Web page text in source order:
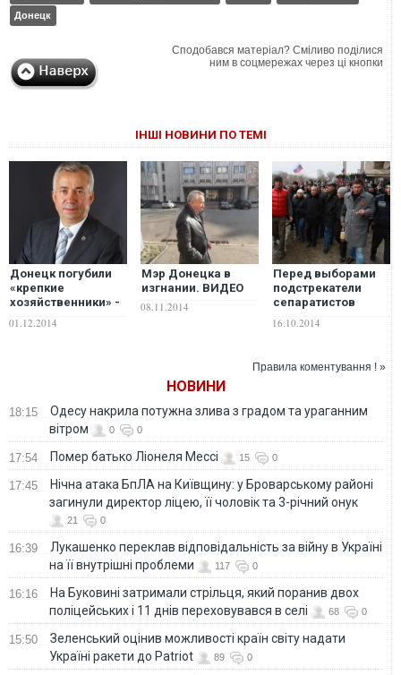
Донецк
Сподобався матеріал? Сміливо поділися
ним в соцмережах через ці кнопки
ІНШІ НОВИНИ ПО ТЕМІ
Донецк погубили
«крепкие
хозяйственники» -
01.12.2014
Мэр Донецка в
изгнании. ВИДЕО
08.11.2014
Перед выборами
подстрекатели
сепаратистов
Голенко
16.10.2014
Правила коментування ! »
НОВИНИ
18:15
Одесу накрила потужна злива з градом та ураганним
вітром
0 0
17:54 Помер батько Ліонеля Мессі 15 0
17:45
Нічна атака БпЛА на Київщину: у Броварському районі
загинули директор ліцею, її чоловік та 3-річний онук
21 0
16:39
Лукашенко переклав відповідальність за війну в Україні
на її внутрішні проблеми
117 0
16:16
На Буковині затримали стрільця, який поранив двох
поліцейських і 11 днів переховувався в селі
68 0
15:50
Зеленський оцінив можливості країн світу надати
Україні ракети до Patriot
89 0